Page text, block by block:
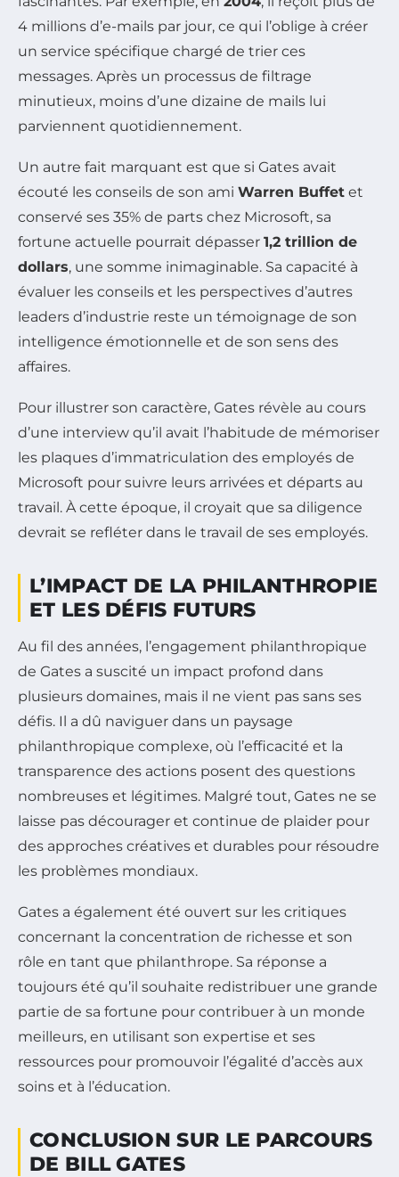
4 millions d’e-mails par jour, ce qui l’oblige à créer
un service spécifique chargé de trier ces
messages. Après un processus de filtrage
minutieux, moins d’une dizaine de mails lui
parviennent quotidiennement.
Un autre fait marquant est que si Gates avait
écouté les conseils de son ami Warren Buffet et
conservé ses 35% de parts chez Microsoft, sa
fortune actuelle pourrait dépasser 1,2 trillion de
dollars, une somme inimaginable. Sa capacité à
évaluer les conseils et les perspectives d’autres
leaders d’industrie reste un témoignage de son
intelligence émotionnelle et de son sens des
affaires.
Pour illustrer son caractère, Gates révèle au cours
d’une interview qu’il avait l’habitude de mémoriser
les plaques d’immatriculation des employés de
Microsoft pour suivre leurs arrivées et départs au
travail. À cette époque, il croyait que sa diligence
devrait se refléter dans le travail de ses employés.
L’IMPACT DE LA PHILANTHROPIE
ET LES DÉFIS FUTURS
Au fil des années, l’engagement philanthropique
de Gates a suscité un impact profond dans
plusieurs domaines, mais il ne vient pas sans ses
défis. Il a dû naviguer dans un paysage
philanthropique complexe, où l’efficacité et la
transparence des actions posent des questions
nombreuses et légitimes. Malgré tout, Gates ne se
laisse pas décourager et continue de plaider pour
des approches créatives et durables pour résoudre
les problèmes mondiaux.
Gates a également été ouvert sur les critiques
concernant la concentration de richesse et son
rôle en tant que philanthrope. Sa réponse a
toujours été qu’il souhaite redistribuer une grande
partie de sa fortune pour contribuer à un monde
meilleurs, en utilisant son expertise et ses
ressources pour promouvoir l’égalité d’accès aux
soins et à l’éducation.
CONCLUSION SUR LE PARCOURS
DE BILL GATES